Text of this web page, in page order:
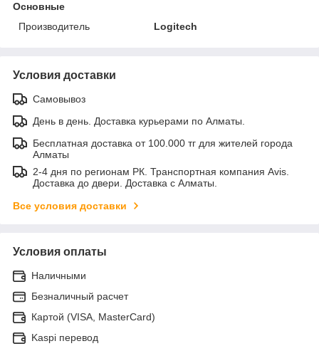
Основные
Производитель
Logitech
Условия доставки
Самовывоз
День в день. Доставка курьерами по Алматы.
Бесплатная доставка от 100.000 тг для жителей города
Алматы
2-4 дня по регионам РК. Транспортная компания Avis.
Доставка до двери. Доставка с Алматы.
Все условия доставки
Условия оплаты
Наличными
Безналичный расчет
Картой (VISA, MasterCard)
Kaspi перевод